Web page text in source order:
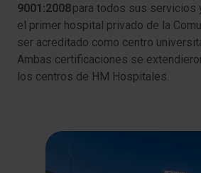
9001:2008para todos sus servicios
el primer hospital privado de la
ser acreditado como centro
Ambas certificaciones se
los centros de HM Hospitales.